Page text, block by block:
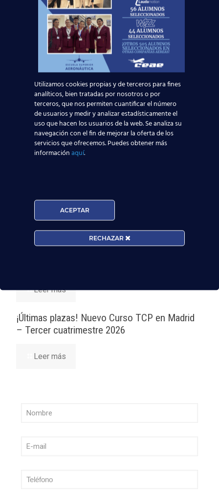
¡Infórmate Ahora y Apúntate Ya!
Escuela Superior Aeronáuticaestaremos
encantados de atenderte y enseñarte el camino para la
obtención de tu título de
Auxiliar de Vuelo
a través de
nuestro curso deTripulante de Cabina de Pasajeros
esperamos!
Noticias Relacionadas
Leer más
Madrid-Barajas supera los 6 millones de
Leer más
¡Últimas plazas! Nuevo Curso TCP en Madrid
– Tercer cuatrimestre 2026
Leer más
Utilizamos cookies propias y de terceros para fines
analíticos, bien tratadas por nosotros o por
terceros, que nos permiten cuantificar el número
de usuarios y medir y analizar estadísticamente el
uso que hacen los usuarios de la web. Se analiza su
navegación con el fin de mejorar la oferta de los
servicios que ofrecemos. Puedes obtener más
informaciónaquí.
ACEPTAR
RECHAZAR